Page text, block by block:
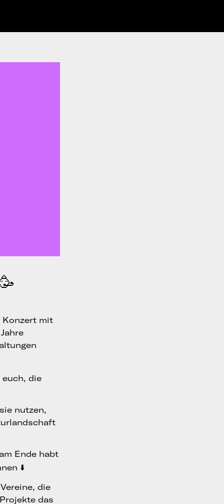
Konzert mit
die
nutzen,
Ende habt
⬇️
die
das